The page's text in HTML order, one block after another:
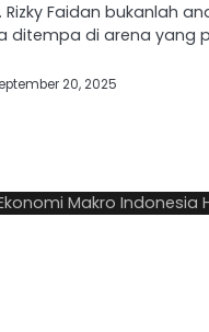
Faidan bukanlah
ditempa di arena yang
20, 2025
Makro Indonesia